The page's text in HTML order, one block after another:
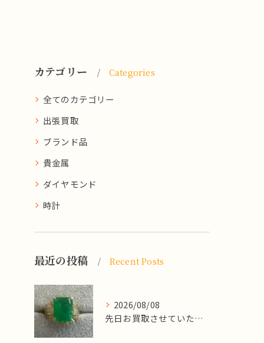
カテゴリー Categories
全てのカテゴリー
出張買取
ブランド品
貴金属
ダイヤモンド
時計
最近の投稿 Recent Posts
2026/08/08
先日お買取させていただいた